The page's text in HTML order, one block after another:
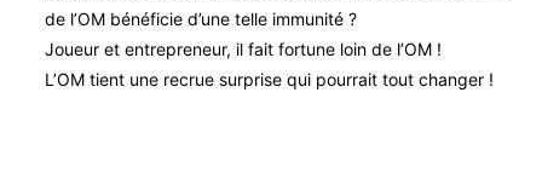
de l’OM bénéficie d’une telle immunité ?
Joueur et entrepreneur, il fait fortune loin de l’OM !
L’OM tient une recrue surprise qui pourrait tout changer !